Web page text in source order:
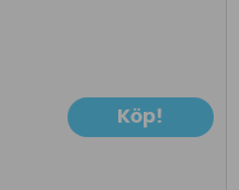
Köp!